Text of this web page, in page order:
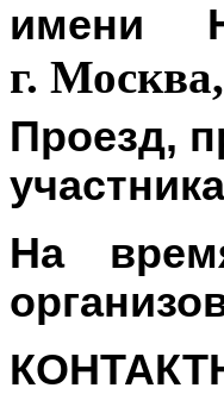
имени
г.
Проезд,
На